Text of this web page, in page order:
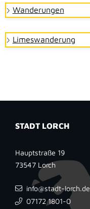
Wanderungen
Limeswanderung
STADT LORCH
Hauptstraße 19
73547 Lorch
info@stadt-lorch.de
07172 1801-0